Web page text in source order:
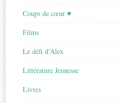
Coups de cœur ♥
Films
Le défi d'Alex
Littérature Jeunesse
Livres